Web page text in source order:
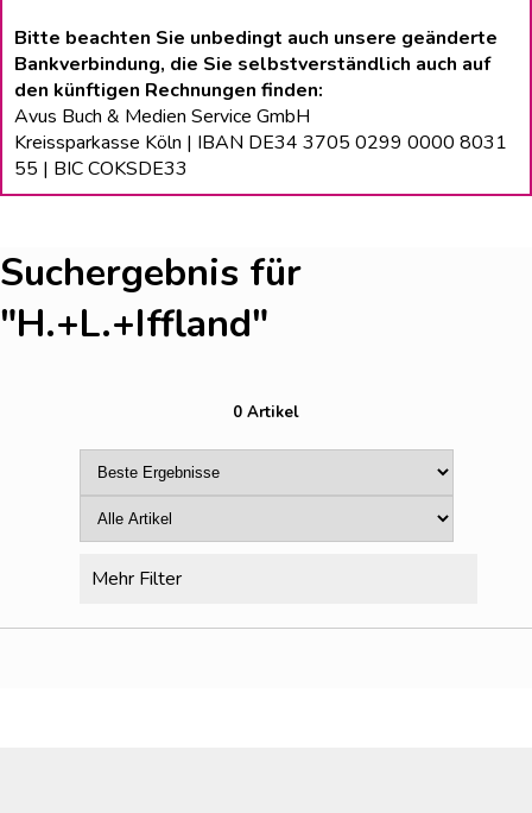
Bitte beachten Sie unbedingt auch unsere geänderte
Bankverbindung, die Sie selbstverständlich auch auf
den künftigen Rechnungen finden:
Avus Buch & Medien Service GmbH
Kreissparkasse Köln | IBAN DE34 3705 0299 0000 8031
55 | BIC COKSDE33
Suchergebnis für
"H.+L.+Iffland"
0 Artikel
Mehr Filter